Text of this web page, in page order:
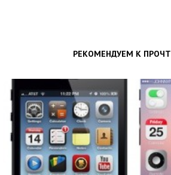
РЕКОМЕНДУЕМ К